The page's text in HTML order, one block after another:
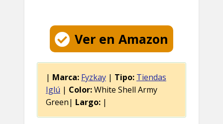
Ver en Amazon
| Marca: Fyzkay | Tipo: Tiendas
Iglú | Color:White Shell Army
Green| Largo: |